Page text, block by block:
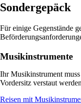
Sondergepäck
Für einige Gegenstände
Musikinstrumente
Ihr Musikinstrument
Vordersitz verstaut
Reisen mit